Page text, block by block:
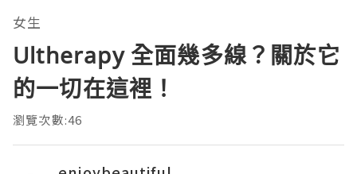
女生
Ultherapy 全面幾多線？關於它
的一切在這裡！
瀏覽次數:46